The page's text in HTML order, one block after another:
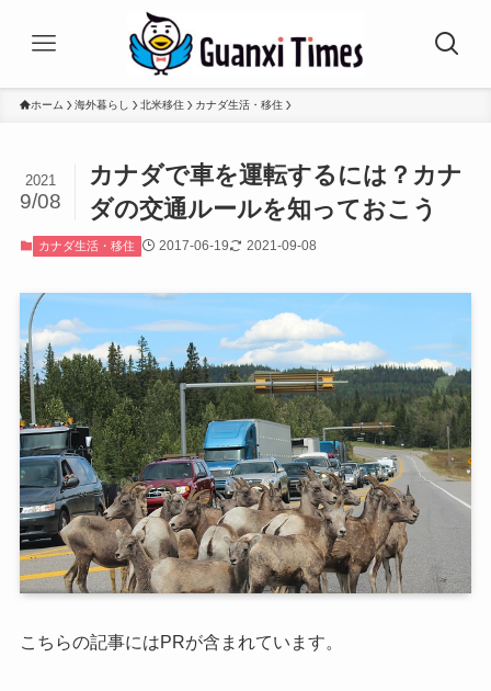
ホーム 海外暮らし 北米移住 カナダ生活・移住
カナダで車を運転するには？カナ
ダの交通ルールを知っておこう
2021
9/08
カナダ生活・移住 2017-06-19 2021-09-08
こちらの記事にはPRが含まれています。